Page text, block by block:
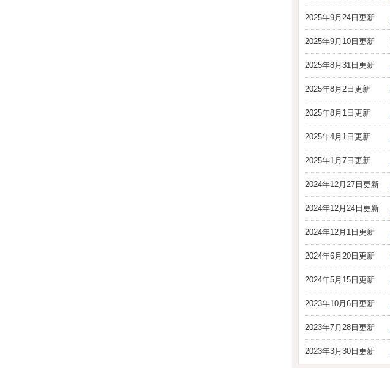
2025年9月24日更新
2025年9月10日更新
2025年8月31日更新
2025年8月2日更新
2025年8月1日更新
2025年4月1日更新
2025年1月7日更新
2024年12月27日更新
2024年12月24日更新
2024年12月1日更新
2024年6月20日更新
2024年5月15日更新
2023年10月6日更新
2023年7月28日更新
2023年3月30日更新